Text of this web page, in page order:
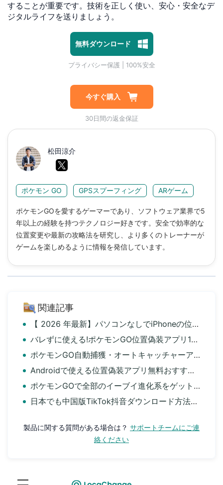
することが重要です。技術を正しく使い、安心・安全なデ
ジタルライフを送りましょう。
無料ダウンロード
プライバシー保護 | 100%安全
マルウェアなし | 広告なし
1対1専門技術サポート
プライバシー保護 | 100%安全
今すぐ購入
30日間の返金保証
松田涼介
ポケモン GO GPSスプーフィング ARゲーム
ポケモンGOを愛するゲーマーであり、ソフトウェア業界で5
年以上の経験を持つテクノロジー好きです。安全で効率的な
位置変更や最新の攻略法を研究し、より多くのトレーナーが
ゲームを楽しめるように情報を発信しています。
関連記事
【 2026 年最新】パソコンなしでiPhoneの位置情報を変えるアプリと裏ワザ
バレずに使える!ポケモンGO位置偽装アプリ15選|iPhone・Android対応
ポケモンGO自動捕獲・オートキャッチャーアプリおすすめ8選
Androidで使える位置偽装アプリ無料おすすめ10選
ポケモンGOで全部のイーブイ進化系をゲットする攻略法
日本でも中国版TikTok抖音ダウンロード方法を徹底解説｜iOS・Android向け
製品に関する質問がある場合は？ サポートチームにご連
絡ください